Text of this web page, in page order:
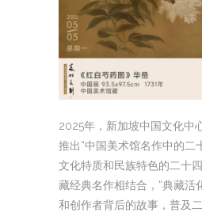
2025年，新加坡中国文化中
推出“中国美术馆名作中的二
文化特质和民族特色的二十
藏经典名作相结合，“典藏活
和创作者背后的故事，普及